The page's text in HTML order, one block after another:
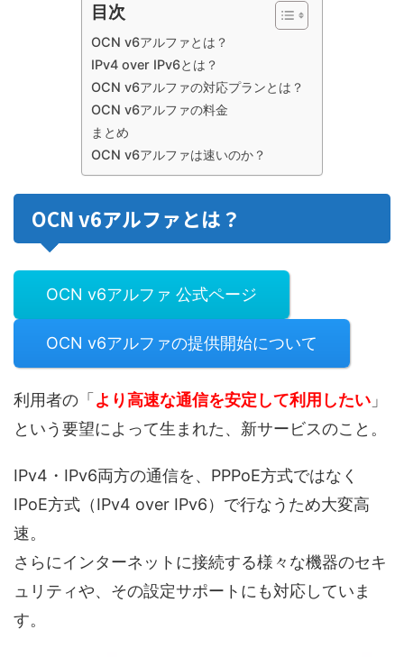
目次
OCN v6アルファとは？
IPv4 over IPv6とは？
OCN v6アルファの対応プランとは？
OCN v6アルファの料金
まとめ
OCN v6アルファは速いのか？
OCN v6アルファとは？
OCN v6アルファ 公式ページ
OCN v6アルファの提供開始について
利用者の「 より高速な通信を安定して利用したい 」
という要望によって生まれた、新サービスのこと。
IPv4・IPv6両方の通信を、PPPoE方式ではなく
IPoE方式（IPv4 over IPv6）で行なうため大変高
速。
さらにインターネットに接続する様々な機器のセキ
ュリティや、その設定サポートにも対応していま
す。